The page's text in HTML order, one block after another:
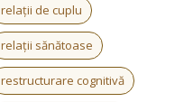
relații de cuplu
relații sănătoase
restructurare cognitivă